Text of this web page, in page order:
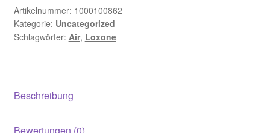
Samtweiß
Menge
Artikelnummer: 1000100862
Kategorie: Uncategorized
Schlagwörter: Air, Loxone
Beschreibung